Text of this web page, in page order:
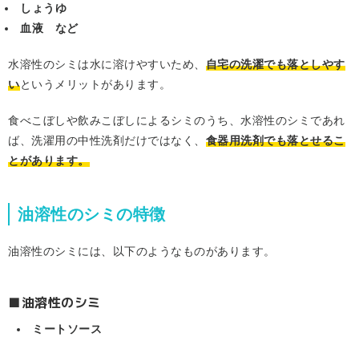
しょうゆ
血液 など
水溶性のシミは水に溶けやすいため、 自宅の洗濯でも落としやす
いというメリットがあります。
食べこぼしや飲みこぼしによるシミのうち、水溶性のシミであれ
ば、洗濯用の中性洗剤だけではなく、 食器用洗剤でも落とせるこ
とがあります。
油溶性のシミの特徴
油溶性のシミには、以下のようなものがあります。
■油溶性のシミ
ミートソース